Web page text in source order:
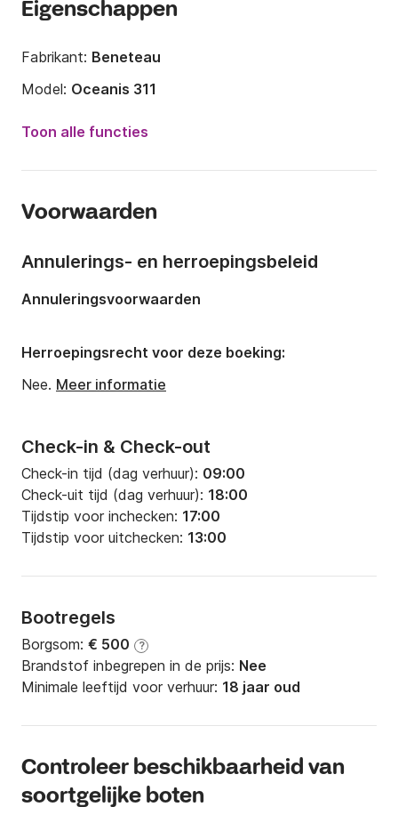
Eigenschappen
Fabrikant: Beneteau
Model: Oceanis 311
2001
Aantal slaapplaatsen:
Diepgang: 1.45m
Motorkracht:20pk
Toon alle functies
Voorwaarden
Check-in & Check-out
Check-in tijd (dag verhuur): 09:00
Check-uit tijd (dag verhuur): 18:00
Tijdstip voor inchecken: 17:00
Tijdstip voor uitchecken: 13:00
Bootregels
Borgsom: € 500 ?
Brandstof inbegrepen in de prijs: Nee
Minimale leeftijd voor verhuur: 18 jaar oud
Annulerings- en herroepingsbeleid
Annuleringsvoorwaarden
Herroepingsrecht voor deze boeking:
Nee. Meer informatie
Controleer beschikbaarheid van
soortgelijke boten